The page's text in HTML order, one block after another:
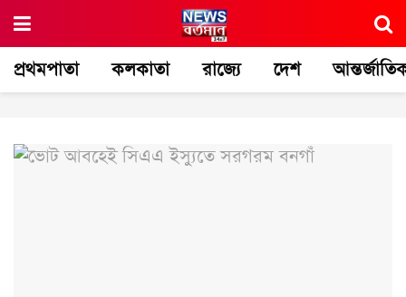
প্রথমপাতা কলকাতা রাজ্যে দেশ